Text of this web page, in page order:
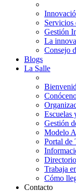
Servicios
Gestión
La
Consejo
Blogs
La Salle
Escuelas
Gestión
Modelo
Portal de
Trabaja
Cómo
Contacto